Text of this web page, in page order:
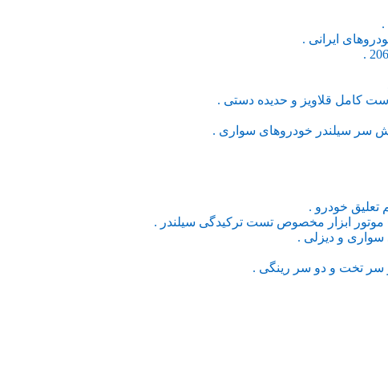
.
ایرانی .
کامل قلاویز و حدیده دستی .
سر سیلندر خودروهای سواری .
خودرو .
ابزار مخصوص تست ترکیدگی سیلندر .
و دیزلی .
سر تخت و دو سر رینگی .